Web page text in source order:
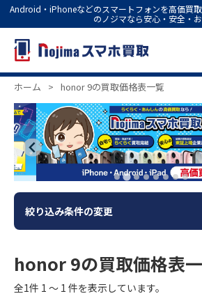
Android・iPhoneなどのスマートフォンを高価買
のノジマなら安心・安全・お
ホーム > honor 9の買取価格表一覧
絞り込み条件の変更
honor 9の買取価格表
全1件 1 ～ 1 件を表示しています。